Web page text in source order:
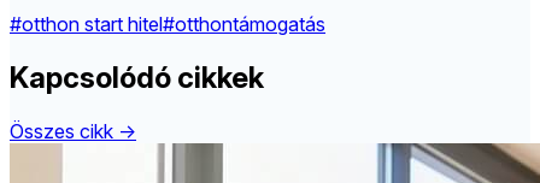
#otthon start hitel#otthontámogatás
Kapcsolódó cikkek
Összes cikk →